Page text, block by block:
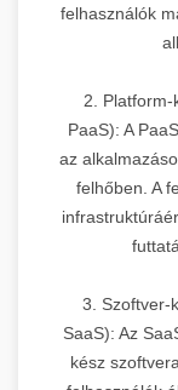
felhasználók
2.
PaaS): A
az
felhőben. A
3. Szoftver-
SaaS): Az
kész